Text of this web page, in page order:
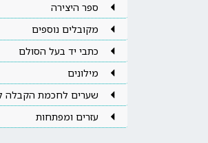
ספר היצירה
מקובלים נוספים
כתבי יד בעל הסולם
מילונים
שערים לחכמת הקבלה
עזרים ומפתחות